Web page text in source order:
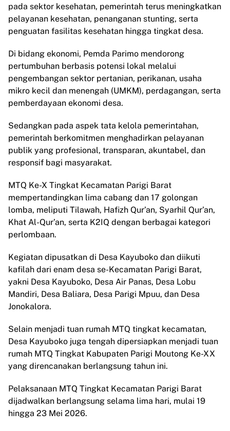
pada sektor kesehatan, pemerintah terus meningkatkan
pelayanan kesehatan, penanganan stunting, serta
penguatan fasilitas kesehatan hingga tingkat desa.
Di bidang ekonomi, Pemda Parimo mendorong
pertumbuhan berbasis potensi lokal melalui
pengembangan sektor pertanian, perikanan, usaha
mikro kecil dan menengah (UMKM), perdagangan, serta
pemberdayaan ekonomi desa.
Sedangkan pada aspek tata kelola pemerintahan,
pemerintah berkomitmen menghadirkan pelayanan
publik yang profesional, transparan, akuntabel, dan
responsif bagi masyarakat.
MTQ Ke-X Tingkat Kecamatan Parigi Barat
mempertandingkan lima cabang dan 17 golongan
lomba, meliputi Tilawah, Hafizh Qur’an, Syarhil Qur’an,
Khat Al-Qur’an, serta K2IQ dengan berbagai kategori
perlombaan.
Kegiatan dipusatkan di Desa Kayuboko dan diikuti
kafilah dari enam desa se-Kecamatan Parigi Barat,
yakni Desa Kayuboko, Desa Air Panas, Desa Lobu
Mandiri, Desa Baliara, Desa Parigi Mpuu, dan Desa
Jonokalora.
Selain menjadi tuan rumah MTQ tingkat kecamatan,
Desa Kayuboko juga tengah dipersiapkan menjadi tuan
rumah MTQ Tingkat Kabupaten Parigi Moutong Ke-XX
yang direncanakan berlangsung tahun ini.
Pelaksanaan MTQ Tingkat Kecamatan Parigi Barat
dijadwalkan berlangsung selama lima hari, mulai 19
hingga 23 Mei 2026.